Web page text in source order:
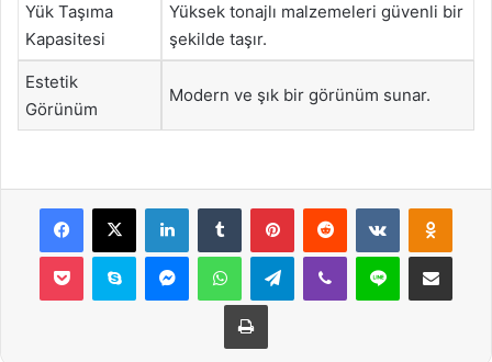
Yük Taşıma
Kapasitesi
Yüksek tonajlı malzemeleri güvenli bir
şekilde taşır.
Estetik
Görünüm
Modern ve şık bir görünüm sunar.
Facebook
X LinkedInTumblr PinterestReddit VKontakte
Pocket Skype MessengerWhatsAppTelegramViber Line E-Posta ile
Yazdır